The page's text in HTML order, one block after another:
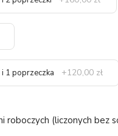
1 poprzeczka +120,00 zł
roboczych (liczonych bez